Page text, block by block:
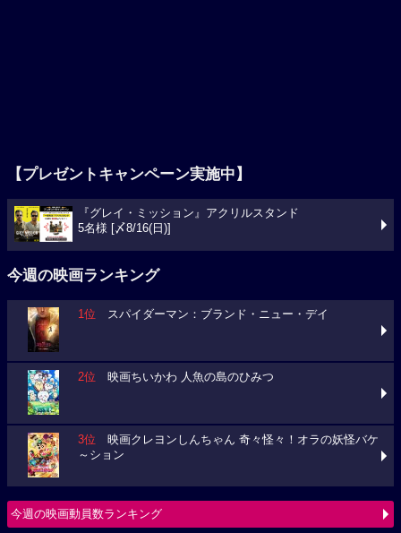
【プレゼントキャンペーン実施中】
『グレイ・ミッション』アクリルスタンド
5名様 [〆8/16(日)]
今週の映画ランキング
1位 スパイダーマン：ブランド・ニュー・デイ
2位 映画ちいかわ 人魚の島のひみつ
3位 映画クレヨンしんちゃん 奇々怪々！オラの妖怪バケ
～ション
今週の映画動員数ランキング